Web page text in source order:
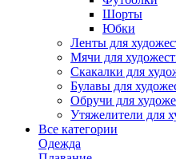
Шорты
Юбки
Ленты для
Мячи для
Скакалки для
Булавы для
Обручи для
Утяжелители для
Все категории
Одежда